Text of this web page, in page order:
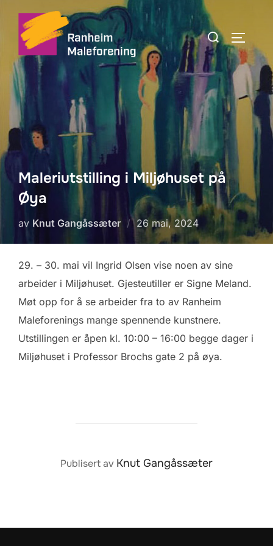
content
Search
for:
Maleriutstilling i Miljøhuset på
Øya
av Knut Gangåssæter
Posted
26 mai, 2024
29. – 30. mai vil Ingrid Olsen vise noen av sine
arbeider i Miljøhuset. Gjesteutiller er Signe Meland.
Møt opp for å se arbeider fra to av Ranheim
Maleforenings mange spennende kunstnere.
Utstillingen er åpen kl. 10:00 – 16:00 begge dager i
Miljøhuset i Professor Brochs gate 2 på øya.
POST AUTHOR
Publisert av Knut Gangåssæter